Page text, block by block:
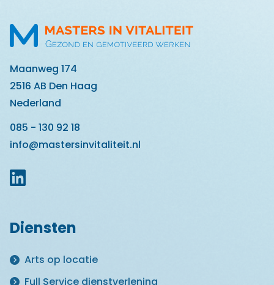
Maanweg 174
2516 AB Den Haag
Nederland
085 - 130 92 18
info@mastersinvitaliteit.nl
Diensten
Arts op locatie
Full Service dienstverlening